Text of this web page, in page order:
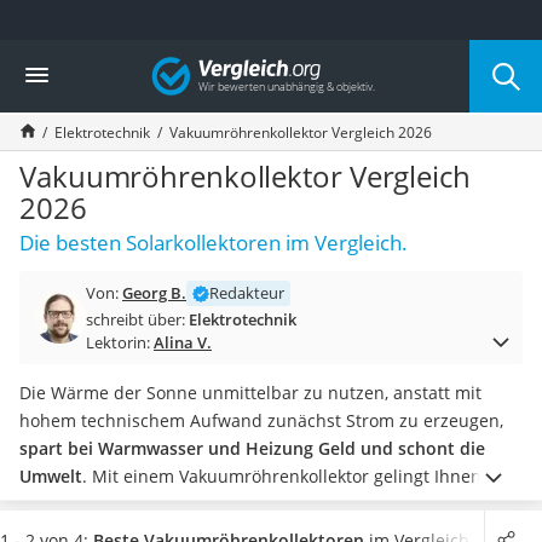
Die beliebtesten Vergleiche nach Kategorie
Baumarkt
Tresor feuerfest
Makita-Akku-Rasenmäher
Kappsäge
Smartes Türschloss
Akku-Rasentrimmer
Feuchtigkeitsmessgerät
Split-Klimaanlage 2 Innengeräte
Pelletofen
Bohrmaschine
Tiefbrunnenpumpe
Fliesenschneider
Hochdruckreiniger
Doppelschleifer
Überwachungskamera
Benzinrasenmäher mit Elektrostart
Vergleich
Elektrotechnik Vakuumröhrenkollektor Vergleich 2026
Vakuumröhrenkollektor Vergleich
2026
Die besten Solarkollektoren im Vergleich.
Von:Georg B.
Redakteur
schreibt über: Elektrotechnik
Lektorin:Alina V.
Die Wärme der Sonne unmittelbar zu nutzen, anstatt mit
hohem technischem Aufwand zunächst Strom zu erzeugen,
spart bei Warmwasser und Heizung Geld und schont die
Umwelt. Mit einem Vakuumröhrenkollektor gelingt Ihnen dies
mit sehr hoher Effizienzund somit auf einer vergleichsweise
kleinen Fläche. In diversen Tests im Internet muss der